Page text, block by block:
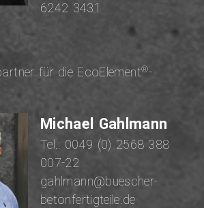
6242 3431
für die EcoElement®-
Michael Gahlmann
Tel.: 0049 (0) 2568 388
007-22
gahlmann@buescher-
betonfertigteile.de